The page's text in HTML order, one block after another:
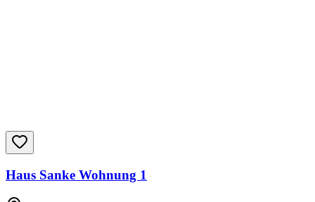
Haus Sanke Wohnung 1